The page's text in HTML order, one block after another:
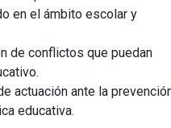
en el ámbito escolar y
de conflictos que puedan
actuación ante la
educativa.